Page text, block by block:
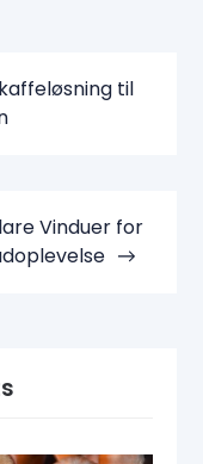
til
Vinduer for